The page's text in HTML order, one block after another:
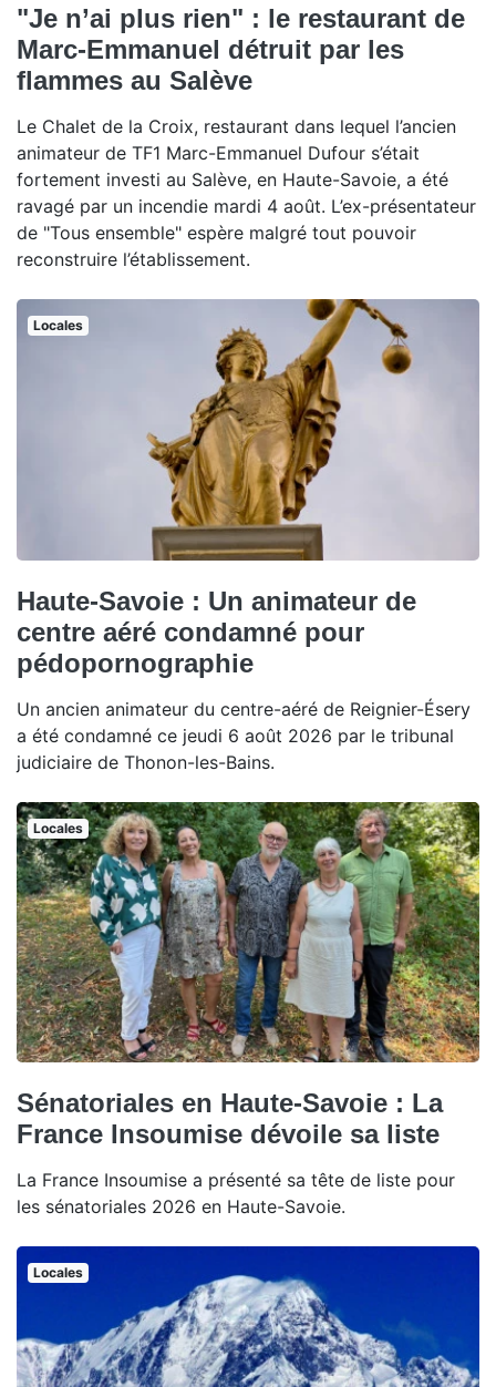
"Je n’ai plus rien" : le restaurant de
Marc-Emmanuel détruit par les
flammes au Salève
Le Chalet de la Croix, restaurant dans lequel l’ancien
animateur de TF1 Marc-Emmanuel Dufour s’était
fortement investi au Salève, en Haute-Savoie, a été
ravagé par un incendie mardi 4 août. L’ex-présentateur
de "Tous ensemble" espère malgré tout pouvoir
reconstruire l’établissement.
Locales
Haute-Savoie : Un animateur de
centre aéré condamné pour
pédopornographie
Un ancien animateur du centre-aéré de Reignier-Ésery
a été condamné ce jeudi 6 août 2026 par le tribunal
judiciaire de Thonon-les-Bains.
Locales
Sénatoriales en Haute-Savoie : La
France Insoumise dévoile sa liste
La France Insoumise a présenté sa tête de liste pour
les sénatoriales 2026 en Haute-Savoie.
Locales